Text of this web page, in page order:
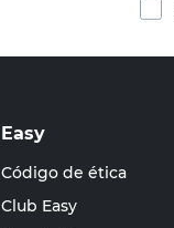
Easy
Código de ética
Club Easy